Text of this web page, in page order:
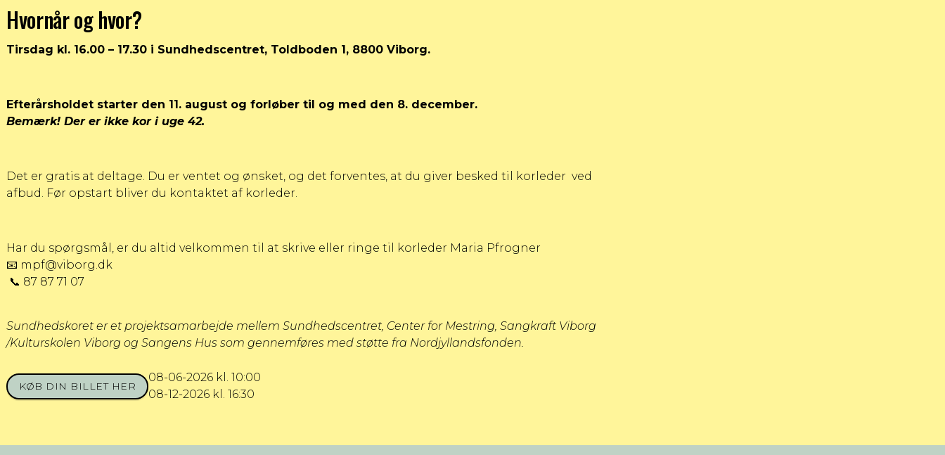
Hvornår og hvor?
Tirsdag kl. 16.00 – 17.30 i Sundhedscentret, Toldboden 1, 8800 Viborg.
Efterårsholdet starter den 11. august og forløber til og med den 8. december.
Bemærk! Der er ikke kor i uge 42.
Det er gratis at deltage. Du er ventet og ønsket, og det forventes, at du giver besked til korleder ved
afbud. Før opstart bliver du kontaktet af korleder.
Har du spørgsmål, er du altid velkommen til at skrive eller ringe til korleder Maria Pfrogner
📧 mpf@viborg.dk
📞 87 87 71 07
Sundhedskoret er et projektsamarbejde mellem Sundhedscentret, Center for Mestring, Sangkraft Viborg
/Kulturskolen Viborg og Sangens Hus som gennemføres med støtte fra Nordjyllandsfonden.
KØB DIN BILLET HER
08-06-2026 kl. 10:00
08-12-2026 kl. 16:30